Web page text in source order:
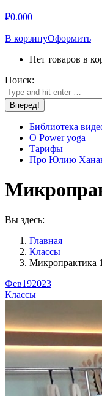
₽0.000
В корзинуОформить
Нет товаров в
Поиск:
Библиотека
О Power yoga
Тарифы
Про Юлию
Вы здесь:
Главная
Классы
Микропрактика
Фев192023
Классы